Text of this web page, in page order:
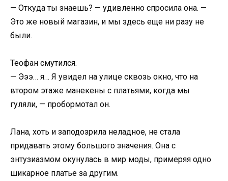
— Откуда ты знаешь? — удивленно спросила она. —
Это же новый магазин, и мы здесь еще ни разу не
были.
Теофан смутился.
— Эээ… я… Я увидел на улице сквозь окно, что на
втором этаже манекены с платьями, когда мы
гуляли, — пробормотал он.
Лана, хоть и заподозрила неладное, не стала
придавать этому большого значения. Она с
энтузиазмом окунулась в мир моды, примеряя одно
шикарное платье за другим.